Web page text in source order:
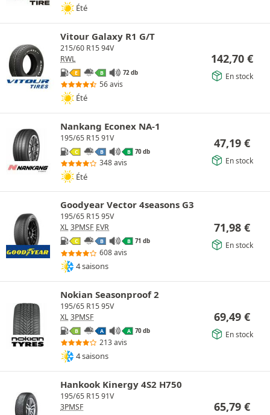
Été
Vitour Galaxy R1 G/T
215/60 R15 94V
RWL
E B 72 db
56 avis
Été
142,70 €
En stock
Nankang Econex NA-1
195/65 R15 91V
C B B 70 db
348 avis
Été
47,19 €
En stock
Goodyear Vector 4seasons G3
195/65 R15 95V
XL 3PMSF EVR
C B B 71 db
608 avis
4 saisons
71,98 €
En stock
Nokian Seasonproof 2
195/65 R15 95V
XL 3PMSF
B A A 70 db
213 avis
4 saisons
69,49 €
En stock
Hankook Kinergy 4S2 H750
195/65 R15 91V
3PMSF
65,79 €